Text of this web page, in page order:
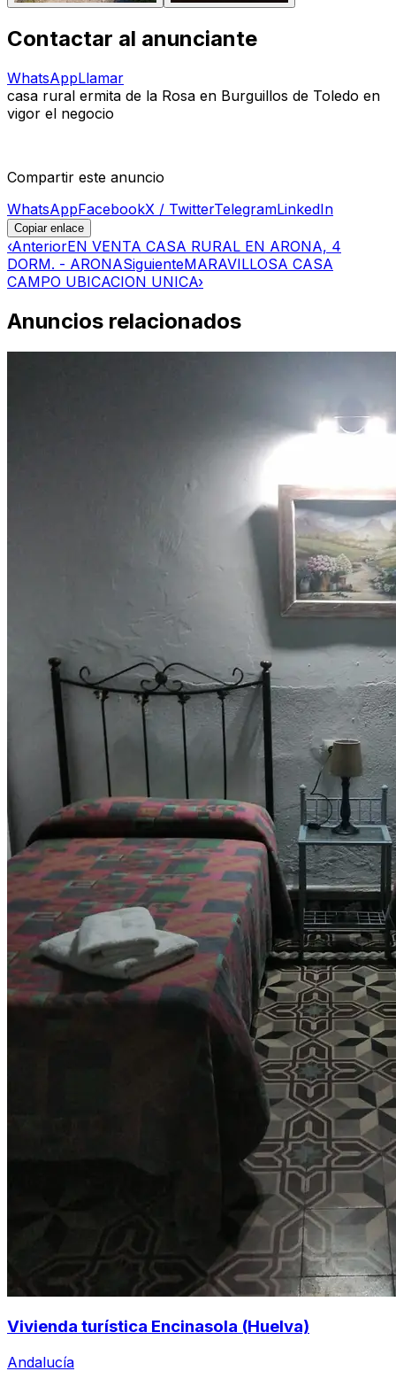
Contactar al anunciante
WhatsAppLlamar
casa rural ermita de la Rosa en Burguillos de Toledo en
vigor el negocio
Compartir este anuncio
WhatsAppFacebookX / TwitterTelegramLinkedIn
Copiar enlace
‹AnteriorEN VENTA CASA RURAL EN ARONA, 4
DORM. - ARONASiguienteMARAVILLOSA CASA
CAMPO UBICACION UNICA›
Anuncios relacionados
Vivienda turística Encinasola (Huelva)
Andalucía